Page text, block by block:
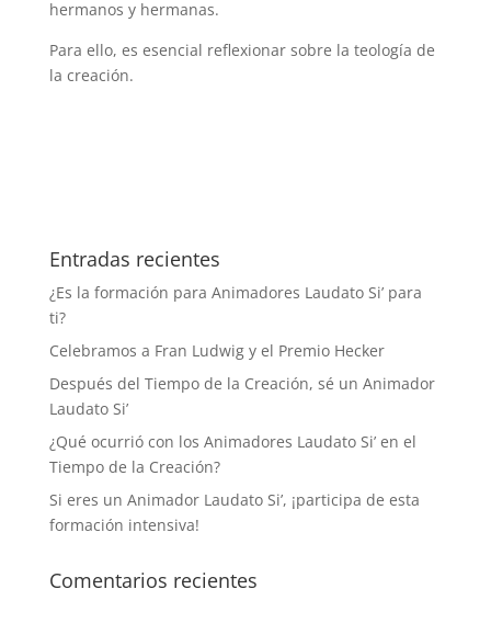
hermanos y hermanas.
Para ello, es esencial reflexionar sobre la teología de
la creación.
Entradas recientes
¿Es la formación para Animadores Laudato Si’ para
ti?
Celebramos a Fran Ludwig y el Premio Hecker
Después del Tiempo de la Creación, sé un Animador
Laudato Si’
¿Qué ocurrió con los Animadores Laudato Si’ en el
Tiempo de la Creación?
Si eres un Animador Laudato Si’, ¡participa de esta
formación intensiva!
Comentarios recientes